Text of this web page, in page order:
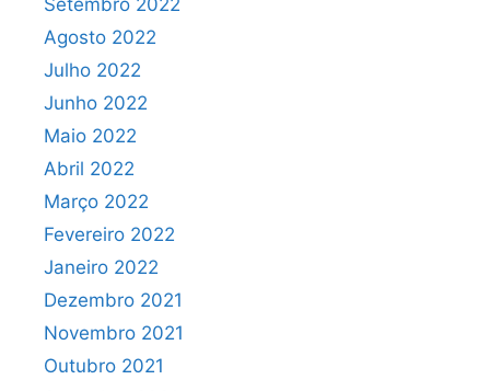
Setembro 2022
Agosto 2022
Julho 2022
Junho 2022
Maio 2022
Abril 2022
Março 2022
Fevereiro 2022
Janeiro 2022
Dezembro 2021
Novembro 2021
Outubro 2021